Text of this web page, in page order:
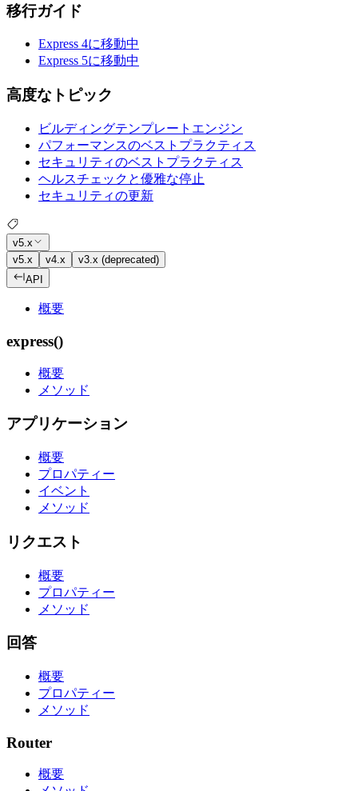
移行ガイド
Express 4に移動中
Express 5に移動中
高度なトピック
ビルディングテンプレートエンジン
パフォーマンスのベストプラクティス
セキュリティのベストプラクティス
ヘルスチェックと優雅な停止
セキュリティの更新
v5.x
v5.x
v4.x
v3.x (deprecated)
API
概要
express()
概要
メソッド
アプリケーション
概要
プロパティー
イベント
メソッド
リクエスト
概要
プロパティー
メソッド
回答
概要
プロパティー
メソッド
Router
概要